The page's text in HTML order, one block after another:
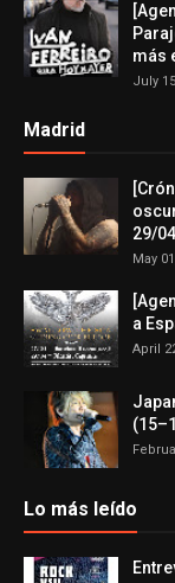
más
July
Madrid
29/
May
a
April
Lo más leído